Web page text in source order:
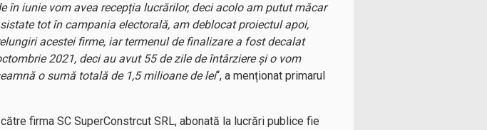
în iunie vom avea recepția lucrărilor, deci acolo am putut măcar
tot în campania electorală, am deblocat proiectul apoi,
acestei firme, iar termenul de finalizare a fost decalat
2021, deci au avut 55 de zile de întârziere și o vom
o sumă totală de 1,5 milioane de lei“, a menționat primarul
firma SC SuperConstrcut SRL, abonată la lucrări publice fie